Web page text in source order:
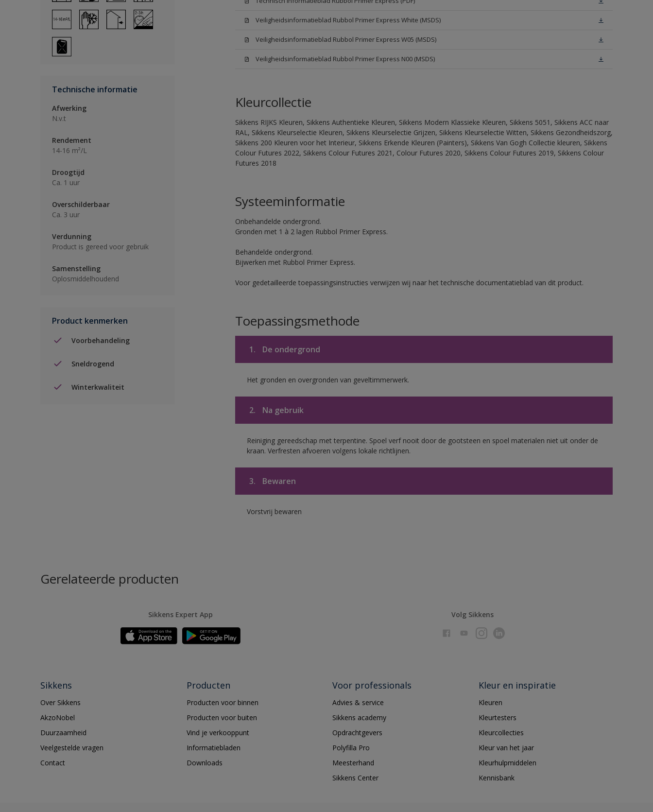
Technische informatie
Afwerking
N.v.t
Rendement
14-16 m²/L
Droogtijd
Ca. 1 uur
Overschilderbaar
Ca. 3 uur
Verdunning
Product is gereed voor gebruik
Samenstelling
Oplosmiddelhoudend
Product kenmerken
Voorbehandeling
Sneldrogend
Winterkwaliteit
Veiligheidsinformatieblad Rubbol Primer Express White (MSDS)
Veiligheidsinformatieblad Rubbol Primer Express W05 (MSDS)
Veiligheidsinformatieblad Rubbol Primer Express N00 (MSDS)
Kleurcollectie
Sikkens RIJKS Kleuren, Sikkens Authentieke Kleuren, Sikkens Modern Klassieke Kleuren, Sikkens 5051, Sikkens ACC naar
RAL, Sikkens Kleurselectie Kleuren, Sikkens Kleurselectie Grijzen, Sikkens Kleurselectie Witten, Sikkens Gezondheidszorg,
Sikkens 200 Kleuren voor het Interieur, Sikkens Erkende Kleuren (Painters), Sikkens Van Gogh Collectie kleuren, Sikkens
Colour Futures 2022, Sikkens Colour Futures 2021, Colour Futures 2020, Sikkens Colour Futures 2019, Sikkens Colour
Futures 2018
Systeeminformatie
Onbehandelde ondergrond.
Gronden met 1 à 2 lagen Rubbol Primer Express.
Behandelde ondergrond.
Bijwerken met Rubbol Primer Express.
Voor gedetailleerde toepassingsinstructies verwijzen wij naar het technische documentatieblad van dit product.
Toepassingsmethode
1. De ondergrond
Het gronden en overgronden van geveltimmerwerk.
2. Na gebruik
Reiniging gereedschap met terpentine. Spoel verf nooit door de gootsteen en spoel materialen niet uit onder de
kraan. Verfresten afvoeren volgens lokale richtlijnen.
3. Bewaren
Vorstvrij bewaren
Gerelateerde producten
Sikkens Expert App Volg Sikkens
Sikkens
Over Sikkens
AkzoNobel
Duurzaamheid
Veelgestelde vragen
Contact
Producten
Producten voor binnen
Producten voor buiten
Vind je verkooppunt
Informatiebladen
Downloads
Voor professionals
Advies & service
Sikkens academy
Opdrachtgevers
Polyfilla Pro
Meesterhand
Sikkens Center
Kleur en inspiratie
Kleuren
Kleurtesters
Kleurcollecties
Kleur van het jaar
Kleurhulpmiddelen
Kennisbank